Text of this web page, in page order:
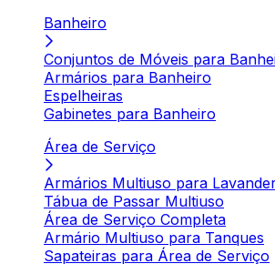
Banheiro
Conjuntos de Móveis para
Armários para Banheiro
Espelheiras
Gabinetes para Banheiro
Área de Serviço
Armários Multiuso para
Tábua de Passar Multiuso
Área de Serviço Completa
Armário Multiuso para Tanques
Sapateiras para Área de Serviço